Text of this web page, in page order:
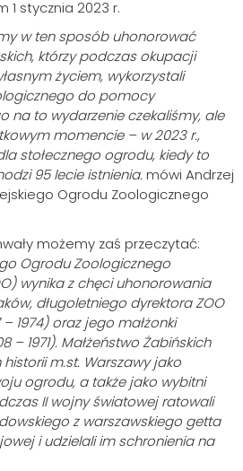
1 stycznia 2023 r.
w ten sposób uhonorować
którzy podczas okupacji
życiem, wykorzystali
do pomocy
na to wydarzenie czekaliśmy, ale
momencie – w 2023 r.,
stołecznego ogrodu, kiedy to
95 lecie istnienia.mówi Andrzej
Ogrodu Zoologicznego
możemy zaś przeczytać:
Ogrodu Zoologicznego
wynika z chęci uhonorowania
długoletniego dyrektora ZOO
1974) oraz jego małżonki
– 1971). Małżeństwo Żabińskich
m.st. Warszawy jako
ogrodu, a także jako wybitni
II wojny światowej ratowali
z warszawskiego getta
i udzielali im schronienia na